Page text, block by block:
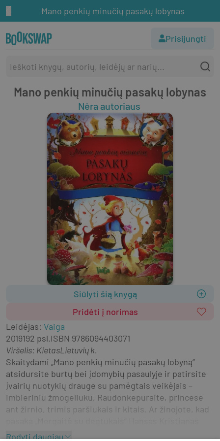
Mano penkių minučių pasakų lobynas
Prisijungti
Mano penkių minučių pasakų lobynas
Nėra autoriaus
Siūlyti šią knygą
Pridėti į norimas
Leidėjas: Vaiga
2019192 psl.ISBN 9786094403071
Viršelis: KietasLietuvių k.
Skaitydami „Mano penkių minučių pasakų lobyną”
atsidursite burtų bei įdomybių pasaulyje ir patirsite
įvairių nuotykių drauge su pamėgtais veikėjais –
imbieriniu žmogeliuku, Raudonkepuraite, princese
ant žirnio, trimis paršiukais ir kitais. Ar žinojote, kad
Andersenas sukūrė išgirdęs vaikystėje elgetavusios
Rodyti daugiau